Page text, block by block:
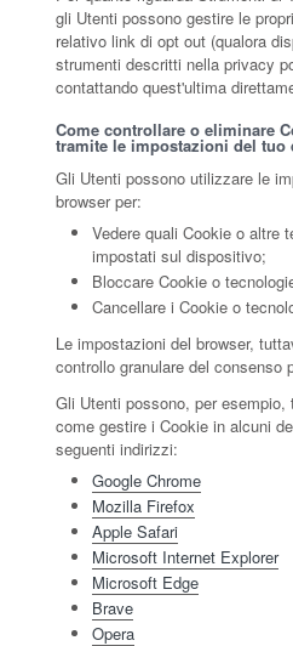
gli Utenti possono gestire le
relativo link di opt out (qualora
strumenti descritti nella privacy
contattando quest'ultima
Come controllare o eliminare
tramite le impostazioni del
Gli Utenti possono utilizzare le
browser per:
Vedere quali Cookie o altre
impostati sul dispositivo;
Bloccare Cookie o
Cancellare i Cookie o
Le impostazioni del browser,
controllo granulare del consenso
Gli Utenti possono, per
come gestire i Cookie in alcuni
seguenti indirizzi:
Google Chrome
Mozilla Firefox
Apple Safari
Microsoft Internet Explorer
Microsoft Edge
Brave
Opera